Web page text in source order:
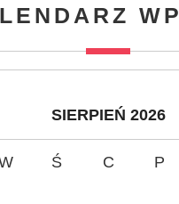
SIERPIEŃ 2026
Ś C P